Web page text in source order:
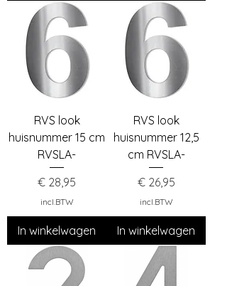
RVS look
huisnummer 15 cm
RVSLA-
Prijs
€ 28,95
incl.BTW
In winkelwagen
RVS look
huisnummer 12,5
cm RVSLA-
Prijs
€ 26,95
incl.BTW
In winkelwagen